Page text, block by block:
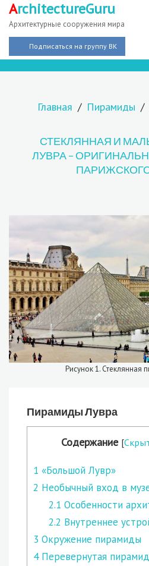
ArchitectureGuru
Архитектурные сооружения мира
Подписаться на группу ВК
Главная Пирамиды
СТЕКЛЯННАЯ И
ЛУВРА –
Рисунок 1. Стеклянная
Пирамиды Лувра
Содержание [
1 «Большой Лувр»
2 Необычный вход в
2.1 Особенности
2.2 Внутреннее
3 Окружение пирамиды
4Перевернутая